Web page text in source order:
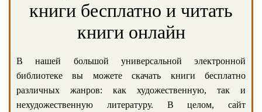
книги бесплатно и читать
книги онлайн
В нашей большой универсальной электронной
библиотеке вы можете скачать книги бесплатно
различных жанров: как художественную, так и
нехудожественную литературу. В целом, сайт